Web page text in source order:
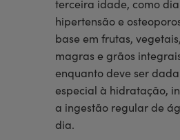
terceira idade, como
hipertensão e
base em frutas,
magras e grãos
enquanto deve ser
especial à hidratação,
a ingestão regular de
dia.